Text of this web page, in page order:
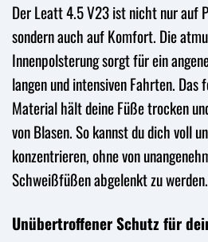
Der Leatt 4.5 V23 ist nicht nur auf
sondern auch auf Komfort. Die
Innenpolsterung sorgt für ein
langen und intensiven Fahrten.
Material hält deine Füße trocken
von Blasen. So kannst du dich voll
konzentrieren, ohne von
Schweißfüßen abgelenkt zu werden.
Unübertroffener Schutz für